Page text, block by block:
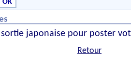
japonaise pour poster
Retour